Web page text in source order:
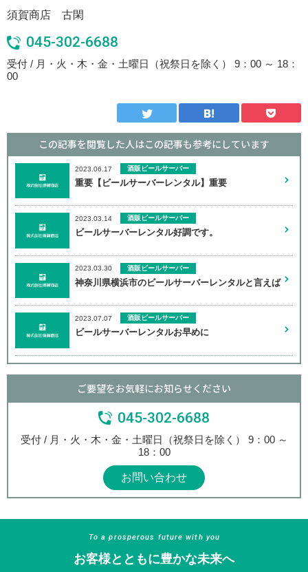
須賀商店 古閑
045-302-6688
受付 / 月・火・木・金・土曜日（祝祭日を除く） 9：00 ～ 18：
00
この記事を閲覧した人はこの記事も参考にしています
2023.06.17 酒販ビールサーバー
重要【ビールサーバーレンタル】重要
2023.03.14 酒販ビールサーバー
ビールサーバーレンタル好調です。
2023.03.30 酒販ビールサーバー
神奈川県横浜市のビールサーバーレンタルと言えば
2023.07.07 酒販ビールサーバー
ビールサーバーレンタルお早めに
ご要望をお気軽にお知らせください
045-302-6688
受付 / 月・火・木・金・土曜日（祝祭日を除く） 9：00 ～
18：00
お問い合わせ
To a prosperous future with you
お客様とともに豊かな未来へ